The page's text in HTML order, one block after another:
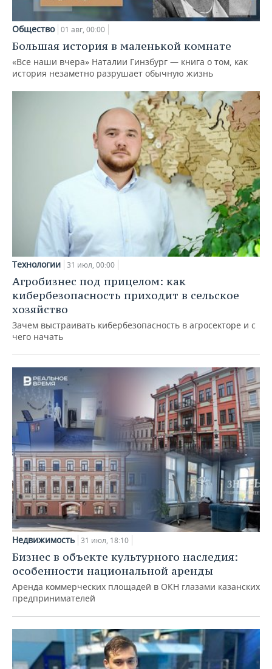
Общество 01 авг, 00:00
Большая история в маленькой комнате
«Все наши вчера» Наталии Гинзбург — книга о том, как
история незаметно разрушает обычную жизнь
Технологии 31 июл, 00:00
Агробизнес под прицелом: как
кибербезопасность приходит в сельское
хозяйство
Зачем выстраивать кибербезопасность в агросекторе и с
чего начать
Недвижимость 31 июл, 18:10
Бизнес в объекте культурного наследия:
особенности национальной аренды
Аренда коммерческих площадей в ОКН глазами казанских
предпринимателей